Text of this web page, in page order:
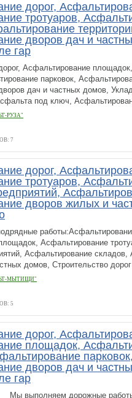
дорог,
тротуаров,
дворов дач и
гар
Асфальтирование
парковок,
дач и частных домов,
под ключ,
РУЗА"
7
дорог,
тротуаров,
дворов жилых и
Асфальтирование
Асфальтирование
домов, Строительство
МЫТИЩИ"
5
дорог,
площадок,
дворов дач и
гар
Мы выполняем дорожные